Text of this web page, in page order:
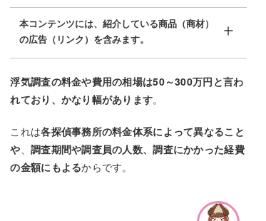
本コンテンツには、紹介している商品（商材）
の広告（リンク）を含みます。
浮気調査の料金や費用の相場は50～300万円と言わ
れており、かなり幅があります。
これは各探偵事務所の料金体系によって異なること
や
調査期間や調査員の人数、調査にかかった経費
の金額にもよるからです。